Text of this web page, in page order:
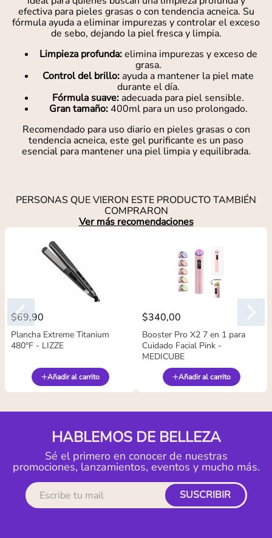
efectiva para pieles grasas o con tendencia acneica. Su
fórmula ayuda a eliminar impurezas y controlar el exceso
de sebo, dejando la piel fresca y limpia.
Limpieza profunda:elimina impurezas y exceso de
grasa.
Control del brillo: ayuda a mantener la piel mate
durante el día.
Fórmula suave: adecuada para piel sensible.
Gran tamaño:400ml para un uso prolongado.
Recomendado para uso diario en pieles grasas o con
tendencia acneica, este gel purificante es un paso
esencial para mantener una piel limpia y equilibrada.
PERSONAS QUE VIERON ESTE PRODUCTO TAMBIÉN
COMPRARON
Ver más recomendaciones
$69,90
Plancha Extreme Titanium
480°F - LIZZE
Añadir al carrito
$340,00
Booster Pro X2 7 en 1 para
Cuidado Facial Pink -
MEDICUBE
Añadir al carrito
HABLEMOS DE BELLEZA
Sé el primero en conocer de nuestras
promociones, lanzamientos, eventos y mucho más.
SUSCRIBIR